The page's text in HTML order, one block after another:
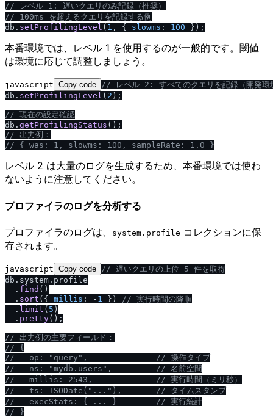
// レベル 1: 遅いクエリのみ記録（推奨）
// 100ms を超えるクエリを記録する例
db. setProfilingLevel ( 1 , { slowms : 100
本番環境では、レベル 1 を使用するのが一般的です。閾値
は環境に応じて調整しましょう。
javascript Copy code // レベル 2: すべてのクエリを記録（開発環
db. setProfilingLevel ( 2 );
// 現在の設定確認
db. getProfilingStatus
// 出力例：
// { was: 1, slowms: 100, sampleRate: 1.0 }
レベル 2 は大量のログを生成するため、本番環境では使わ
ないように注意してください。
プロファイラのログを分析する
プロファイラのログは、 system.profile コレクションに保
存されます。
javascript Copy code / / 遅いクエリの上位 5 件を取得
db. system . profile
  .
find ()
  .
sort ({ millis : - 1 }) / / 実行時間の降順
  .
limit ( 5 )
  .
pretty();
/ / 出力例の主要フィールド：
/ / {
/ /
   op: "query",
/ / 操作タイプ
/ /
   ns: "mydb.users",
/ / 名前空間
/ /
   millis: 2543,
/ / 実行時間（ミリ秒）
/ /
   ts: ISODate("..."),
/ / タイムスタンプ
/ /
   execStats: { ... }
/ / 実行統計
/ / }